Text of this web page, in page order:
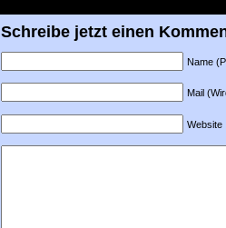
Schreibe jetzt einen
Name
Mail
Website